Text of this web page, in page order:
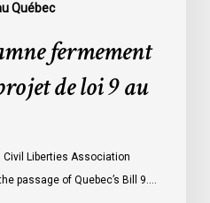
Québec
fermement
de loi 9 au
Civil Liberties Association
passage of Quebec’s Bill 9.…